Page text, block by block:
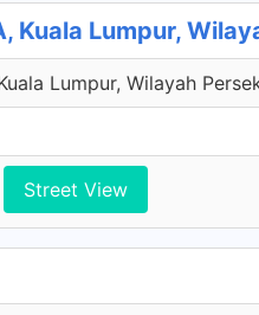
Kuala Lumpur,
Lumpur, Wilayah
Street View